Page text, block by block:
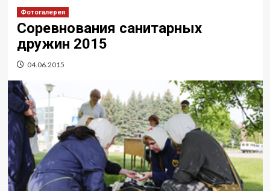
Фотогалерея
Соревнования санитарных
дружин 2015
04.06.2015